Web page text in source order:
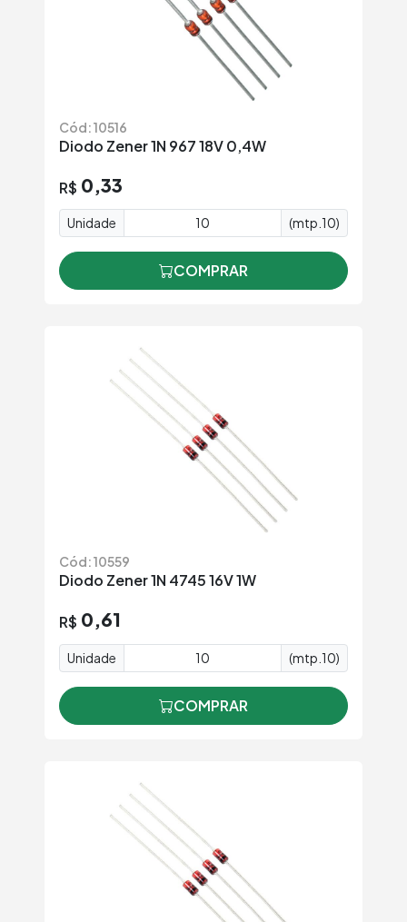
Cód: 10516
Diodo Zener 1N 967 18V 0,4W
R$ 0,33
Unidade (mtp.10)
COMPRAR
Cód: 10559
Diodo Zener 1N 4745 16V 1W
R$ 0,61
Unidade (mtp.10)
COMPRAR